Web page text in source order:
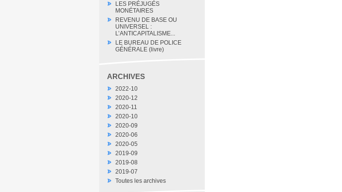
LES PRÉJUGÉS
MONÉTAIRES
REVENU DE BASE OU
UNIVERSEL :
L’ANTICAPITALISME...
LE BUREAU DE POLICE
GÉNÉRALE (livre)
ARCHIVES
2022-10
2020-12
2020-11
2020-10
2020-09
2020-06
2020-05
2019-09
2019-08
2019-07
Toutes les archives